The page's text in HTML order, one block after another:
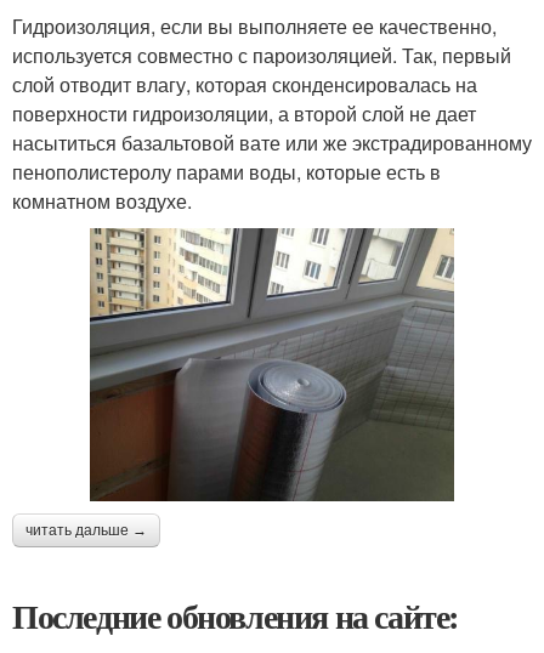
Гидроизоляция, если вы выполняете ее качественно,
используется совместно с пароизоляцией. Так, первый
слой отводит влагу, которая сконденсировалась на
поверхности гидроизоляции, а второй слой не дает
насытиться базальтовой вате или же экстрадированному
пенополистеролу парами воды, которые есть в
комнатном воздухе.
читать дальше →
Последние обновления на сайте: